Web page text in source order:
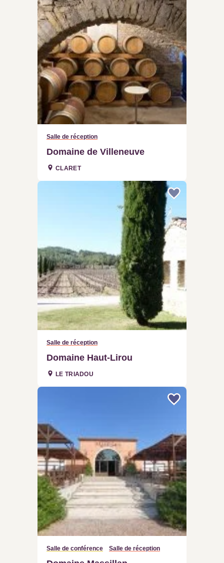
Salle de réception
Domaine de Villeneuve
CLARET
Salle de réception
Domaine Haut-Lirou
LE TRIADOU
Salle de conférence Salle de réception